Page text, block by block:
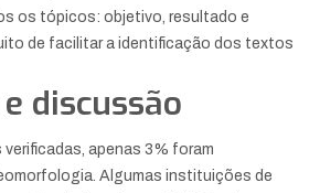
os tópicos: objetivo, resultado e
de facilitar a identificação dos textos
discussão
apenas 3% foram
Algumas instituições de